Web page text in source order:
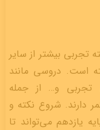
تجربی بیشتر از سایر
است. دروسی مانند
و… از جمله
دارند. شروع نکته و
یازدهم می‌تواند تا